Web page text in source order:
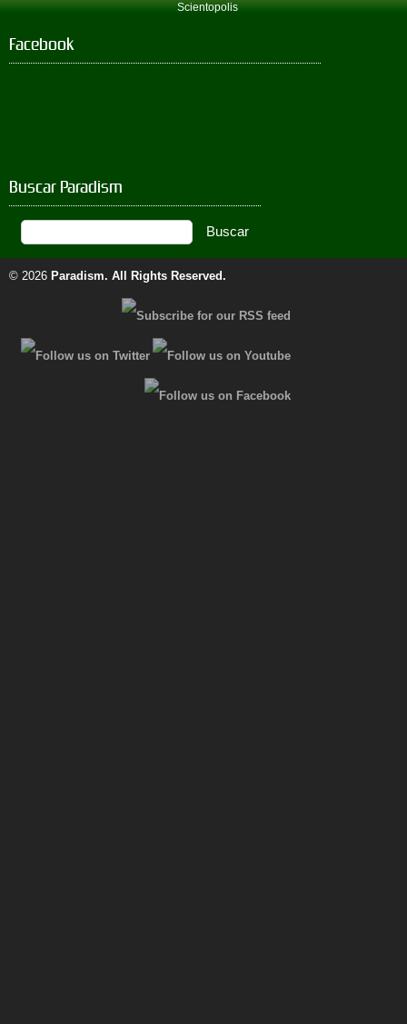
Scientopolis
Facebook
Buscar Paradism
© 2026 Paradism. All Rights Reserved.